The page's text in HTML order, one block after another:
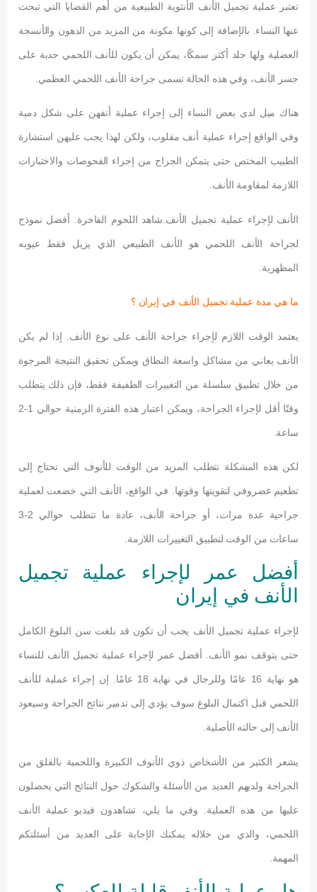
تعتبر عملية تجميل الأنف الأنثوية الطبيعية من أهم القضايا التي تبحث
عنها النساء. بالإضافة إلى كونها مكونة من المزيد من الدهون والأنسجة
العضلية ولها جلد أكثر سمكًا، يمكن أن يكون للأنف اللحمي حدبة على
جسر الأنف، وفي هذه الحالة تسمى جراحة الأنف اللحمي العظمي.
هناك ميل لدى بعض النساء إلى إجراء عملية أنفهن على شكل دمية
وفي الواقع إجراء عملية أنف مقلوب، ولكن لهذا يجب عليهن استشارة
الطبيب المختص حتى يتمكن الجراح من إجراء الفحوصات والاختبارات
اللازمة لمقاومة الأنف.
الأنف لإجراء عملية تجميل الأنف.شاهد اللحوم الفاخرة. أفضل نموذج
لجراحة الأنف اللحمي هو الأنف الطبيعي الذي يزيل فقط عيوبه
المظهرية.
ما هي مدة عملية تجميل الأنف في إيران ؟
يعتمد الوقت اللازم لإجراء جراحة الأنف على نوع الأنف. إذا لم يكن
الأنف يعاني من مشاكل واسعة النطاق ويمكن تحقيق النتيجة المرجوة
من خلال تطبيق سلسلة من التغييرات الطفيفة فقط، فإن ذلك يتطلب
وقتًا أقل لإجراء الجراحة، ويمكن اعتبار هذه الفترة الزمنية حوالي 1-2
ساعة.
لكن هذه المشكلة تتطلب المزيد من الوقت للأنوف التي تحتاج إلى
تطعيم غضروفي لتقويتها وقوتها. في الواقع، الأنف التي خضعت لعملية
جراحية عدة مرات، أو جراحة الأنف، عادة ما تتطلب حوالي 2-3
ساعات من الوقت لتطبيق التغييرات اللازمة.
أفضل عمر لإجراء عملية تجميل
الأنف في إيران
لإجراء عملية تجميل الأنف يجب أن تكون قد بلغت سن البلوغ الكامل
حتى يتوقف نمو الأنف. أفضل عمر لإجراء عملية تجميل الأنف للنساء
هو نهاية 16 عامًا وللرجال في نهاية 18 عامًا. إن إجراء عملية للأنف
اللحمي قبل اكتمال البلوغ سوف يؤدي إلى تدمير نتائج الجراحة وسيعود
الأنف إلى حالته الأصلية.
يشعر الكثير من الأشخاص ذوي الأنوف الكبيرة واللحمية بالقلق من
الجراحة ولديهم العديد من الأسئلة والشكوك حول النتائج التي يحصلون
عليها من هذه العملية. وفي ما يلي، تشاهدون فيديو عملية الأنف
اللحمي، والذي من خلاله يمكنك الإجابة على العديد من أسئلتكم
المهمة.